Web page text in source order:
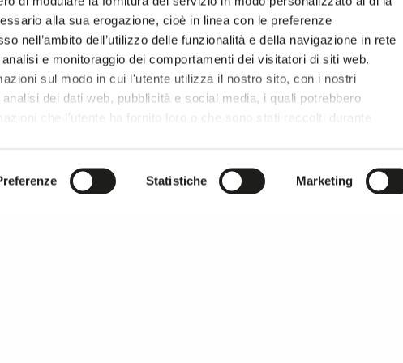
alla sua erogazione, cioè in linea con le preferenze
nell’ambito dell’utilizzo delle funzionalità e della navigazione in rete
e monitoraggio dei comportamenti dei visitatori di siti web.
sul modo in cui l'utente utilizza il nostro sito, con i nostri
dei dati web, pubblicità e social media, i quali potrebbero
che l'utente ha fornito loro o che sono stati raccolti durante
l'
Informativa Privacy.
Statistiche Marketing
FABRICS YARN DYED FABRICS WOOL, WOOL BLEND, CASHMERE FABRICS DENIM